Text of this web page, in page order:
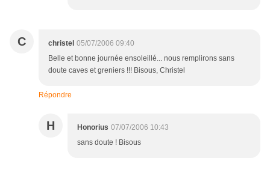
C christel 05/07/2006 09:40
Belle et bonne journée ensoleillé... nous remplirons sans
doute caves et greniers !!! Bisous, Christel
Répondre
H Honorius 07/07/2006 10:43
sans doute ! Bisous